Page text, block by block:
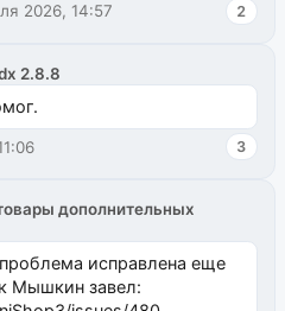
2026, 14:57 2
2.8.8
3
дополнительных
исправлена еще
Мышкин завел: